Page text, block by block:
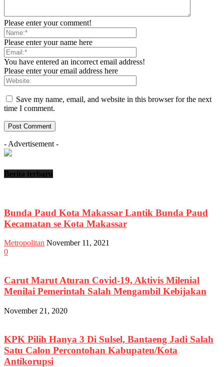
Please enter your comment!
Please enter your name here
You have entered an incorrect email address!
Please enter your email address here
Save my name, email, and website in this browser for the next
time I comment.
- Advertisement -
Berita terbaru
Bunda Paud Kota Makassar Lantik Bunda Paud
Kecamatan se Kota Makassar
Metropolitan November 11, 2021
0
Carut Marut Aturan Covid-19, Aktivis Milenial
Menilai Pemerintah Salah Mengambil Kebijakan
November 21, 2020
KPK Pilih Hanya 3 Di Sulsel, Bantaeng Jadi Salah
Satu Calon Percontohan Kabupaten/Kota
Antikorupsi